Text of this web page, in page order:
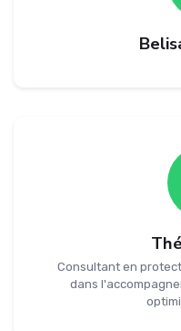
Consultant en
dans